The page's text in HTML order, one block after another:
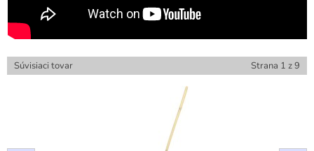
Súvisiaci tovar Strana 1 z9